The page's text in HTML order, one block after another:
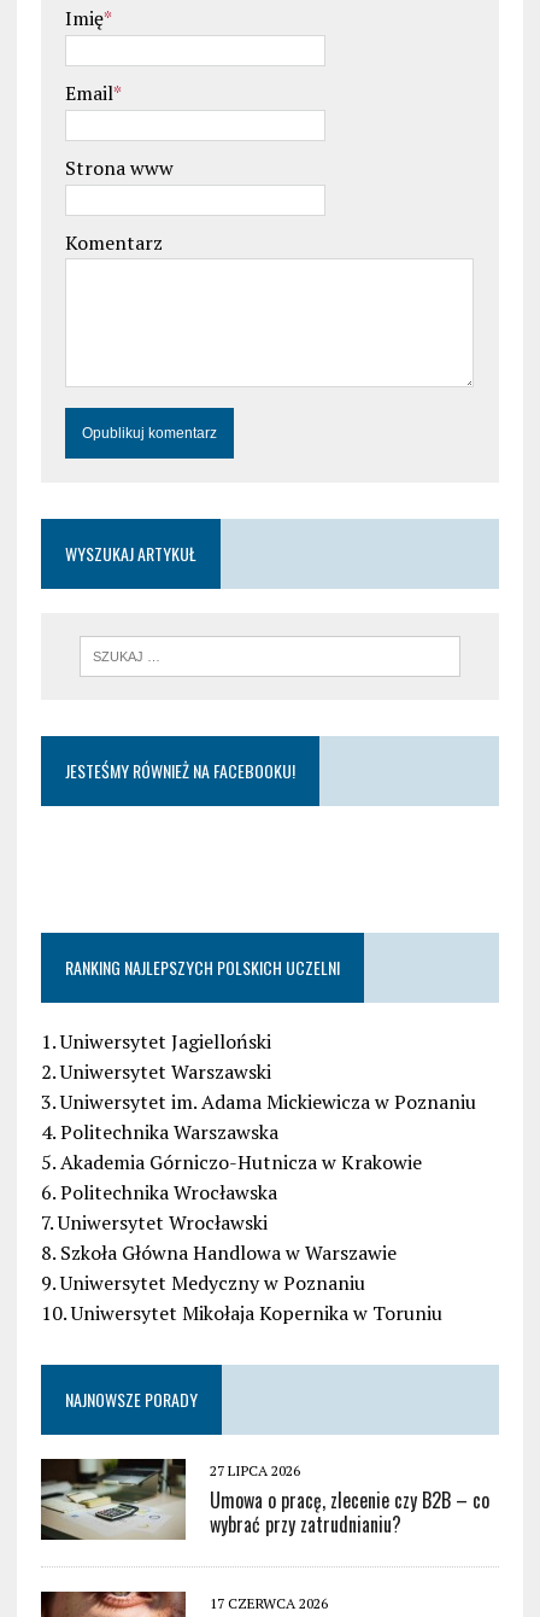
Imię*
Email*
Strona www
Komentarz
WYSZUKAJ ARTYKUŁ
JESTEŚMY RÓWNIEŻ NA FACEBOOKU!
RANKING NAJLEPSZYCH POLSKICH UCZELNI
1. Uniwersytet Jagielloński
2. Uniwersytet Warszawski
3. Uniwersytet im. Adama Mickiewicza w Poznaniu
4. Politechnika Warszawska
5. Akademia Górniczo-Hutnicza w Krakowie
6. Politechnika Wrocławska
7. Uniwersytet Wrocławski
8. Szkoła Główna Handlowa w Warszawie
9. Uniwersytet Medyczny w Poznaniu
10. Uniwersytet Mikołaja Kopernika w Toruniu
NAJNOWSZE PORADY
27 LIPCA 2026
Umowa o pracę, zlecenie czy B2B – co
wybrać przy zatrudnianiu?
17 CZERWCA 2026